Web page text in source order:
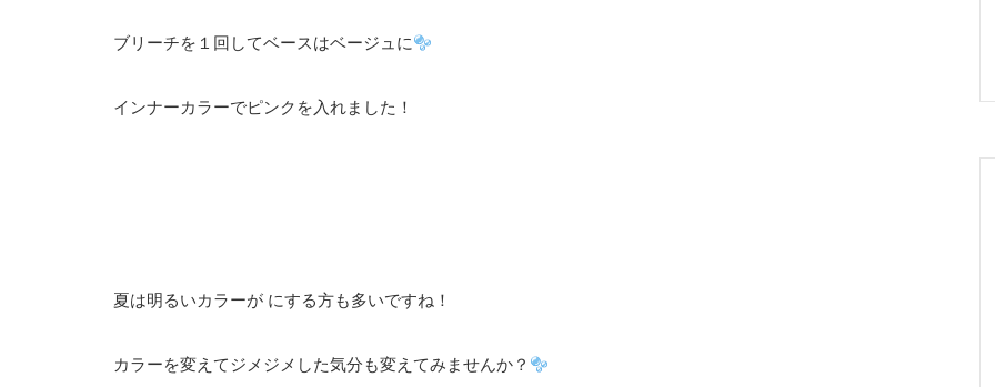
ブリーチを１回してベースはベージュに
インナーカラーでピンクを入れました！
夏は明るいカラーが にする方も多いですね！
カラーを変えてジメジメした気分も変えてみませんか？